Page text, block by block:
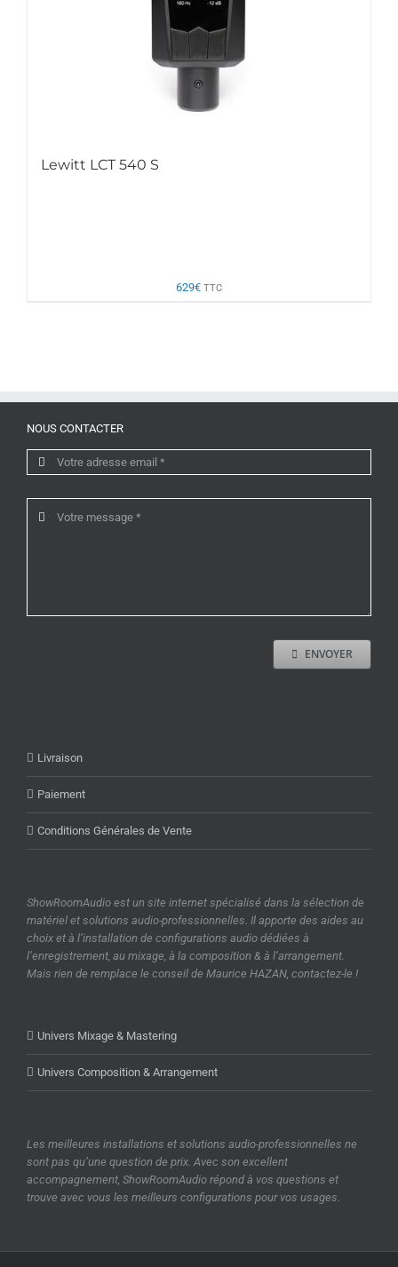
Lewitt LCT 540 S
629€ TTC
NOUS CONTACTER
ENVOYER
Livraison
Paiement
Conditions Générales de Vente
ShowRoomAudio est un site internet spécialisé dans la sélection de
matériel et solutions audio-professionnelles. Il apporte des aides au
choix et à l’installation de configurations audio dédiées à
l’enregistrement, au mixage, à la composition & à l’arrangement.
Mais rien de remplace le conseil de Maurice HAZAN, contactez-le !
Univers Mixage & Mastering
Univers Composition & Arrangement
Les meilleures installations et solutions audio-professionnelles ne
sont pas qu’une question de prix. Avec son excellent
accompagnement, ShowRoomAudio répond à vos questions et
trouve avec vous les meilleurs configurations pour vos usages.